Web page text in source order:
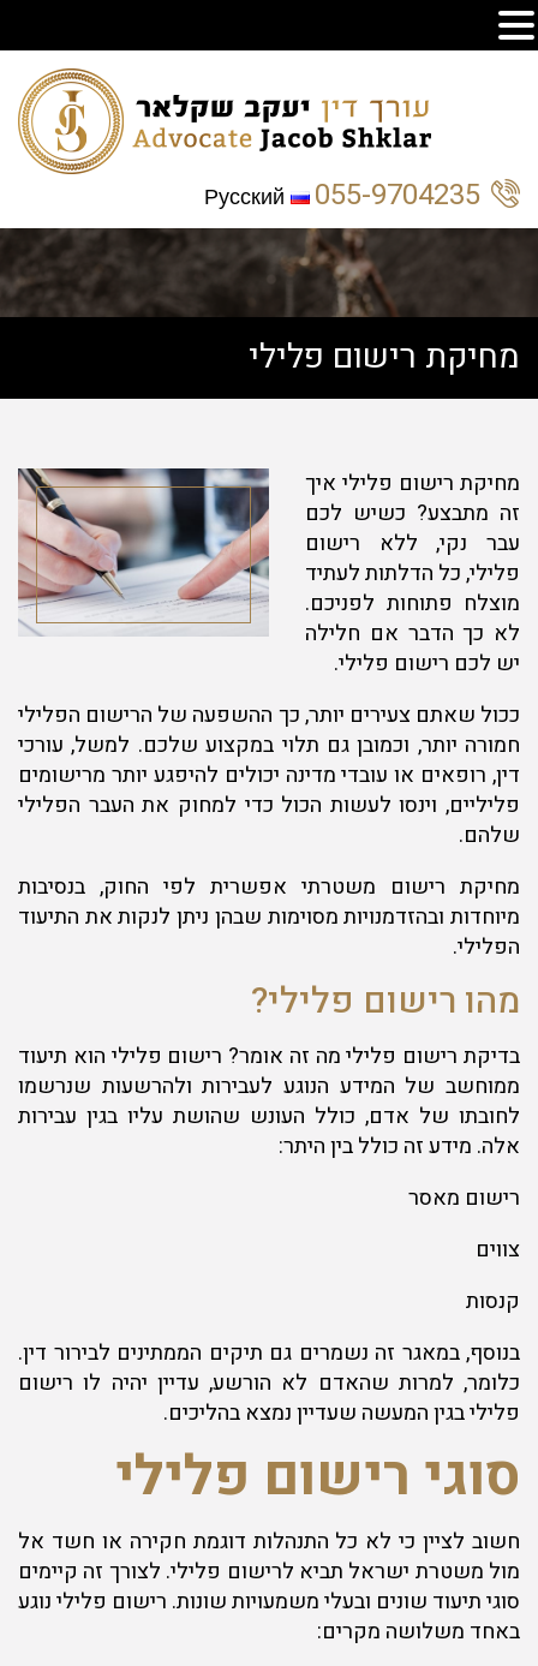
055-9704235
Русский
מחיקת רישום פלילי
מחיקת רישום פלילי איך
זה מתבצע? כשיש לכם
עבר נקי, ללא רישום
פלילי, כל הדלתות לעתיד
מוצלח פתוחות לפניכם.
לא כך הדבר אם חלילה
יש לכם רישום פלילי.
ככול שאתם צעירים יותר, כך ההשפעה של הרישום הפלילי
חמורה יותר, וכמובן גם תלוי במקצוע שלכם. למשל, עורכי
דין, רופאים או עובדי מדינה יכולים להיפגע יותר מרישומים
פליליים, וינסו לעשות הכול כדי למחוק את העבר הפלילי
שלהם.
מחיקת רישום משטרתי אפשרית לפי החוק, בנסיבות
מיוחדות ובהזדמנויות מסוימות שבהן ניתן לנקות את התיעוד
הפלילי.
מהו רישום פלילי?
בדיקת רישום פלילי מה זה אומר? רישום פלילי הוא תיעוד
ממוחשב של המידע הנוגע לעבירות ולהרשעות שנרשמו
לחובתו של אדם, כולל העונש שהושת עליו בגין עבירות
אלה. מידע זה כולל בין היתר:
רישום מאסר
צווים
קנסות
בנוסף, במאגר זה נשמרים גם תיקים הממתינים לבירור דין.
כלומר, למרות שהאדם לא הורשע, עדיין יהיה לו רישום
פלילי בגין המעשה שעדיין נמצא בהליכים.
סוגי רישום פלילי
חשוב לציין כי לא כל התנהלות דוגמת חקירה או חשד אל
מול משטרת ישראל תביא לרישום פלילי. לצורך זה קיימים
סוגי תיעוד שונים ובעלי משמעויות שונות. רישום פלילי נוגע
באחד משלושה מקרים: